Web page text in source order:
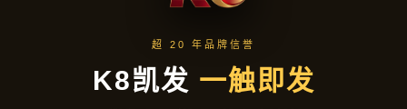
首页 公司动态